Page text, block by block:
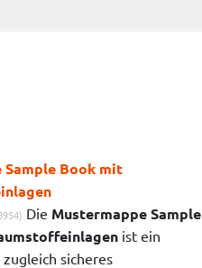
Sample Book mit
Die Mustermappe Sample
ist ein
sicheres